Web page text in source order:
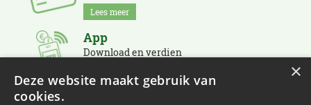
Lees meer
App
Download en verdien
×
Deze website maakt gebruik van
cookies.